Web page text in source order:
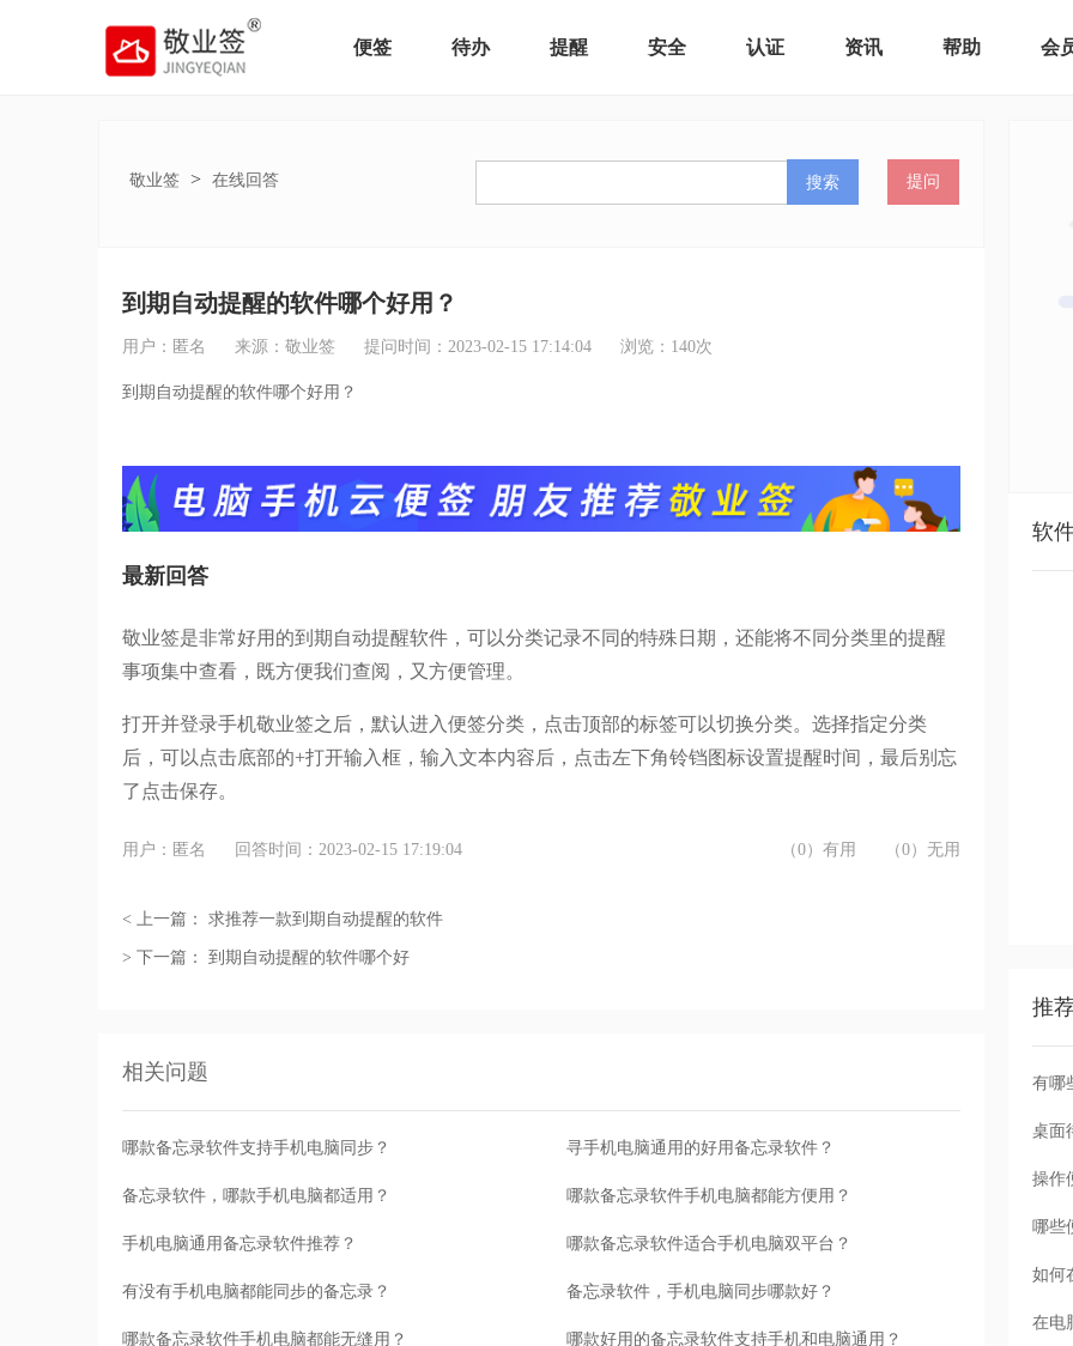
便签 待办 提醒 安全 认证 资讯 帮助 会
敬业签 > 在线回答 搜索 提问
到期自动提醒的软件哪个好用？
用户：匿名 来源：敬业签 提问时间：2023-02-15 17:14:04 浏览： 140次
到期自动提醒的软件哪个好用？
最新回答
敬业签是非常好用的到期自动提醒软件，可以分类记录不同的特殊日期，还能将不同分类里的提醒
事项集中查看，既方便我们查阅，又方便管理。
打开并登录手机敬业签之后，默认进入便签分类，点击顶部的标签可以切换分类。选择指定分类
后，可以点击底部的+打开输入框，输入文本内容后，点击左下角铃铛图标设置提醒时间，最后别忘
了点击保存。
用户：匿名 回答时间：2023-02-15 17:19:04 （0）有用 （0）无用
< 上一篇： 求推荐一款到期自动提醒的软件
> 下一篇： 到期自动提醒的软件哪个好
相关问题
哪款备忘录软件支持手机电脑同步？ 寻手机电脑通用的好用备忘录软件？
备忘录软件，哪款手机电脑都适用？ 哪款备忘录软件手机电脑都能方便用？
手机电脑通用备忘录软件推荐？ 哪款备忘录软件适合手机电脑双平台？
有没有手机电脑都能同步的备忘录？ 备忘录软件，手机电脑同步哪款好？
哪款备忘录软件手机电脑都能无缝用？ 哪款好用的备忘录软件支持手机和电脑通用？
软
推
有哪
桌面
操作
哪些
如何
在电